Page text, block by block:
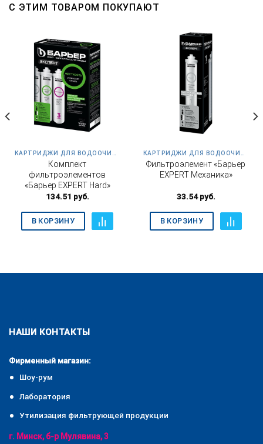
С ЭТИМ ТОВАРОМ ПОКУПАЮТ
КАРТРИДЖИ ДЛЯ ВОДООЧИСТИТЕЛЯ ЭКСПЕРТ SLIM HARD
Комплект
фильтроэлементов
«Барьер EXPERT Hard»
134.51 руб.
В КОРЗИНУ
КАРТРИДЖИ ДЛЯ ВОДООЧИСТИТЕЛЯ ЭКСПЕРТ SLIM HARD
Фильтроэлемент «Барьер
EXPERT Механика»
33.54руб.
В КОРЗИНУ
НАШИ КОНТАКТЫ
Фирменный магазин:
Шоу-рум
Лаборатория
Утилизация фильтрующей продукции
г. Минск, б-р Мулявина, 3